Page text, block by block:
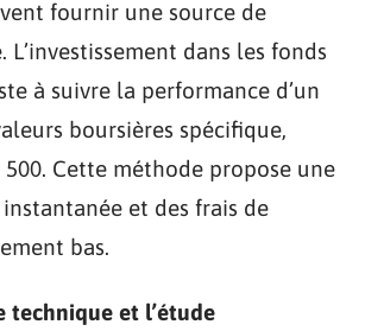
fournir une source de
L’investissement dans les fonds
à suivre la performance d’un
boursières spécifique,
500. Cette méthode propose une
et des frais de
bas.
technique et l’étude